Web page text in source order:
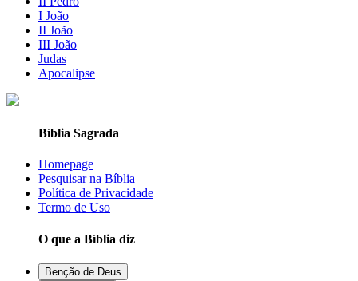
I João
II João
III João
Judas
Apocalipse
Bíblia Sagrada
Homepage
Pesquisar na Bíblia
Política de Privacidade
Termo de Uso
O que a Bíblia diz
Benção de Deus